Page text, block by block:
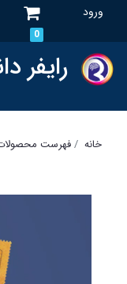
ورود
0
رایفر
خانه فهرست